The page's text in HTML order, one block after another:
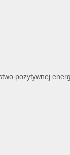
pozytywnej